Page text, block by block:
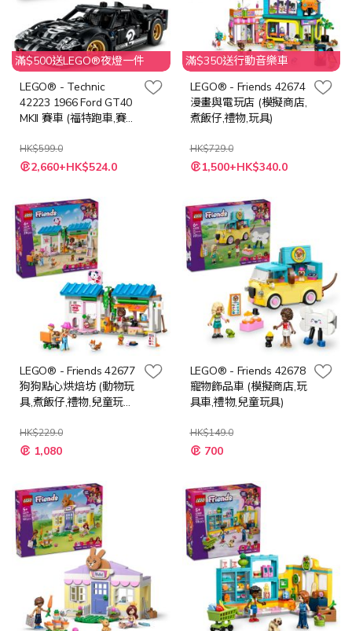
滿$500送LEGO®夜燈一件
LEGO® - Technic
42223 1966 Ford GT40
MKII 賽車 (福特跑車,賽車
HK$599.0
特
殊 2,660+HK$524.0
滿$350送行動音樂車
LEGO® - Friends 42674
漫畫與電玩店 (模擬商店,
煮飯仔,禮物,玩具)
HK$729.0
特
殊 1,500+HK$340.0
LEGO® - Friends 42677
狗狗點心烘焙坊 (動物玩
具,煮飯仔,禮物,兒童玩
HK$229.0
特
殊 1,080
LEGO® - Friends 42678
寵物飾品車 (模擬商店,玩
具車,禮物,兒童玩具)
HK$149.0
特
殊 700